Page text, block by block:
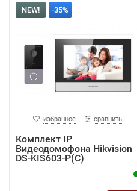
NEW! -35%
избранное сравнить
Комплект IP
Видеодомофона Hikvision
DS-KIS603-P(C)